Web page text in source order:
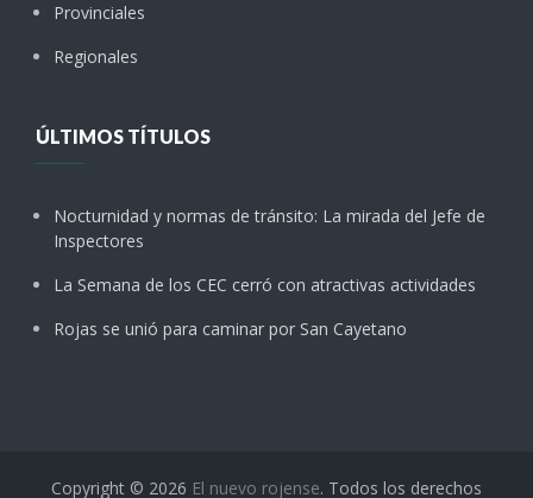
Provinciales
Regionales
ÚLTIMOS TÍTULOS
Nocturnidad y normas de tránsito: La mirada del Jefe de
Inspectores
La Semana de los CEC cerró con atractivas actividades
Rojas se unió para caminar por San Cayetano
Copyright © 2026 El nuevo rojense. Todos los derechos